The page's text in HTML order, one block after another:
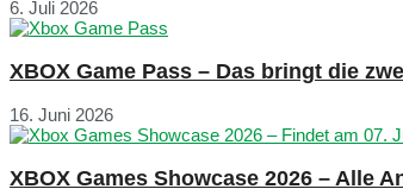
6. Juli 2026
XBOX Game Pass – Das bringt die
16. Juni 2026
XBOX Games Showcase 2026 – Alle